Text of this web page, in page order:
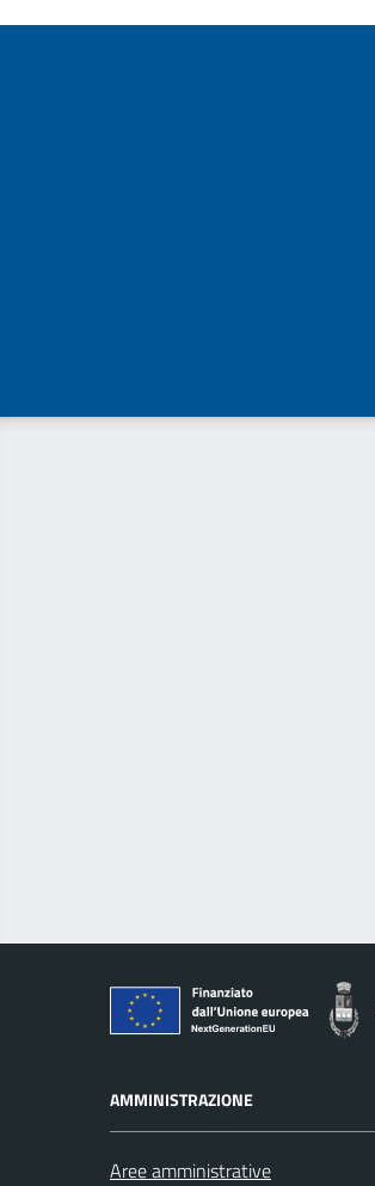
AMMINISTRAZIONE
Aree amministrative